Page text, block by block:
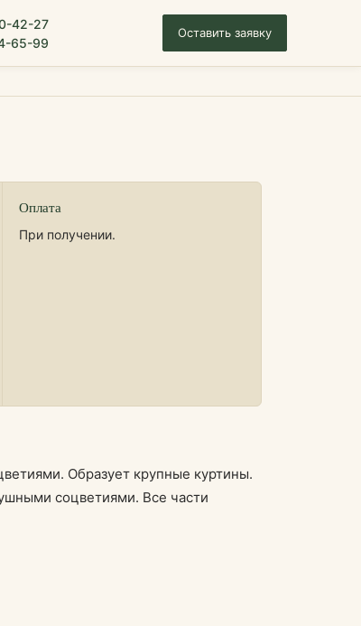
42-27
65-99
Оставить заявку
Оплата
При получении.
Образует крупные куртины.
соцветиями. Все части